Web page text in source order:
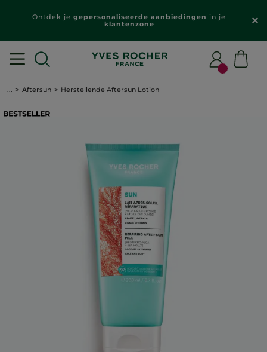
Ontdek je gepersonaliseerde aanbiedingen in je
klantenzone
... Aftersun Herstellende Aftersun Lotion